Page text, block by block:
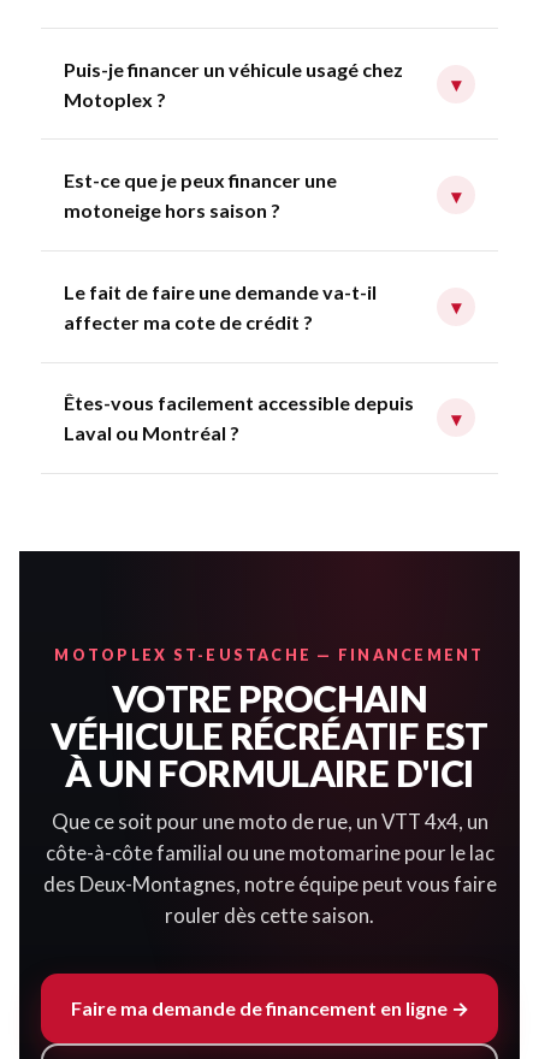
Puis-je financer un véhicule usagé chez
Motoplex ?
▾
Est-ce que je peux financer une
motoneige hors saison ?
▾
Le fait de faire une demande va-t-il
affecter ma cote de crédit ?
▾
Êtes-vous facilement accessible depuis
Laval ou Montréal ?
▾
MOTOPLEX ST-EUSTACHE — FINANCEMENT
VOTRE PROCHAIN
VÉHICULE RÉCRÉATIF EST
À UN FORMULAIRE D'ICI
Que ce soit pour une moto de rue, un VTT 4x4, un
côte-à-côte familial ou une motomarine pour le lac
des Deux-Montagnes, notre équipe peut vous faire
rouler dès cette saison.
Faire ma demande de financement en ligne →